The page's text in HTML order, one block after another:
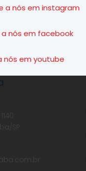
a nós em instagram
nós em facebook
nós em youtube
SP